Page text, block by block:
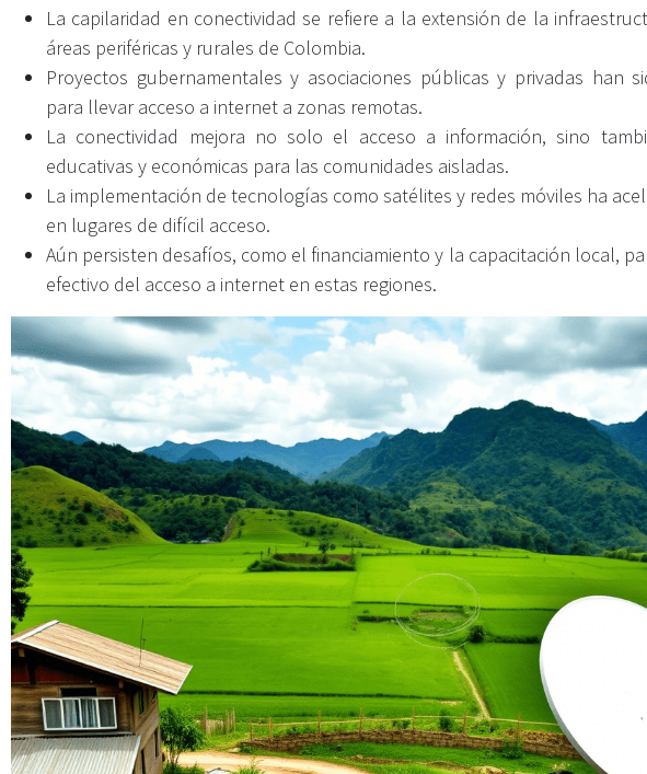
La capilaridad en conectividad se refiere a la extensión de la
áreas periféricas y rurales de Colombia.
Proyectos gubernamentales y asociaciones públicas y privadas han
para llevar acceso a internet a zonas remotas.
La conectividad mejora no solo el acceso a información, sino
educativas y económicas para las comunidades aisladas.
La implementación de tecnologías como satélites y redes móviles ha
en lugares de difícil acceso.
Aún persisten desafíos, como el financiamiento y la capacitación local,
efectivo del acceso a internet en estas regiones.